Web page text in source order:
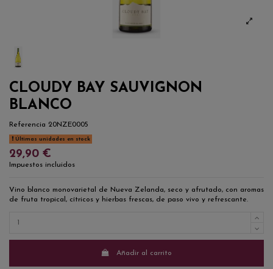
CLOUDY BAY SAUVIGNON
BLANCO
Referencia 20NZE0005
Últimas unidades en stock
29,90 €
Impuestos incluidos
Vino blanco monovarietal de Nueva Zelanda, seco y afrutado, con aromas
de fruta tropical, cítricos y hierbas frescas, de paso vivo y refrescante.
Añadir al carrito